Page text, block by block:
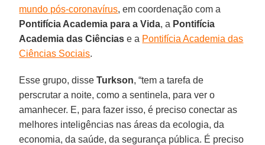
mundo pós-coronavírus, em coordenação com a
Pontifícia Academia para a Vida, a Pontifícia
Academia das Ciências e a Pontifícia Academia das
Ciências Sociais.
Esse grupo, disseTurkson, “tem a tarefa de
perscrutar a noite, como a sentinela, para ver o
amanhecer. E, para fazer isso, é preciso conectar as
melhores inteligências nas áreas da ecologia, da
economia, da saúde, da segurança pública. É preciso